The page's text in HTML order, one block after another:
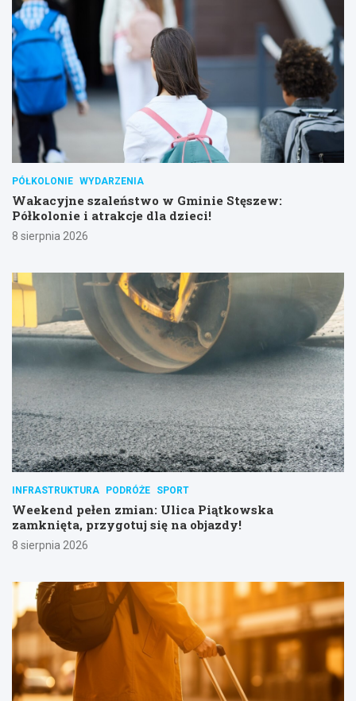
PÓŁKOLONIE WYDARZENIA
Wakacyjne szaleństwo w Gminie Stęszew:
Półkolonie i atrakcje dla dzieci!
8 sierpnia 2026
INFRASTRUKTURA PODRÓŻE SPORT
Weekend pełen zmian: Ulica Piątkowska
zamknięta, przygotuj się na objazdy!
8 sierpnia 2026